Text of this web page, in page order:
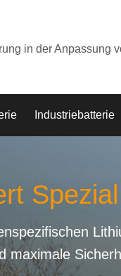
in der Anpassung
Industriebatterie
maximale